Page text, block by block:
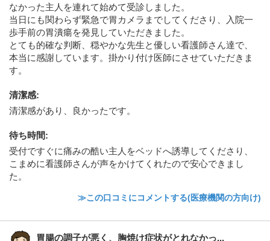
なかった主人を連れて始めて受診しました。
当日にも関わらず緊急で胃カメラまでしてくださり、入院一
歩手前の胃潰瘍を発見していただきました。
とても的確な判断、穏やかな先生と優しい看護師さん達で、
本当に感謝しています。掛かり付け医師にさせていただきま
す。
清潔感:
清潔感があり、良かったです。
待ち時間:
受付ですぐに痛みの酷い主人をベッドへ誘導してくださり、
こまめに看護師さんが声をかけてくれたので安心できまし
た。
≫この口コミにコメントする(医療機関の方向け)
胃腸の調子が悪く、胸焼け症状がとれなかっ...